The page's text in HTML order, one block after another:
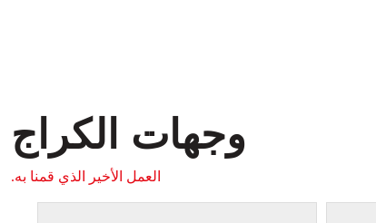
وجهات الكراج
العمل الأخير الذي قمنا به.